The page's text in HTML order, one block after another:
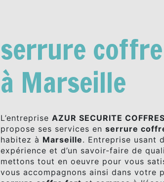
serrure
à Marseille
L’entreprise AZUR SECURITE
propose ses services en serrure
habitez à Marseille. Entreprise usant
expérience et d’un savoir-faire de
mettons tout en oeuvre pour vous
vous accompagnons ainsi dans votre